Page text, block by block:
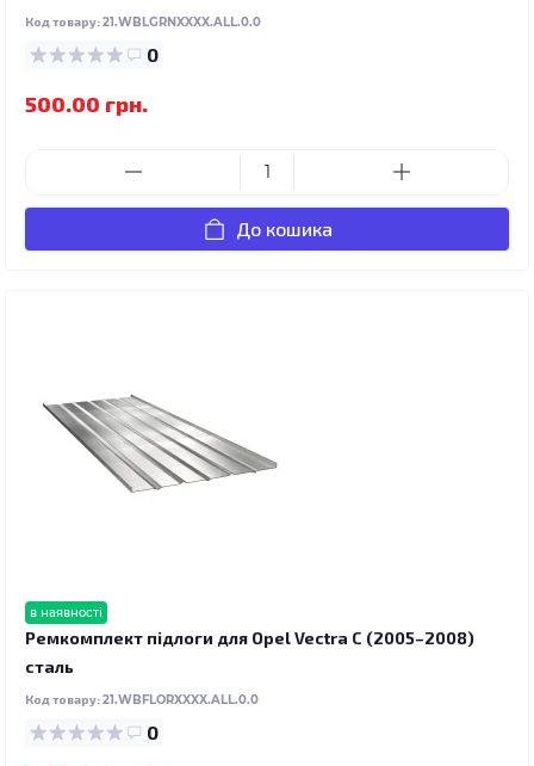
Код товару:21.WBLGRNXXXX.ALL.0.0
0
500.00 грн.
До кошика
в наявності
Ремкомплект підлоги для Opel Vectra C (2005–2008)
сталь
Код товару:21.WBFLORXXXX.ALL.0.0
0